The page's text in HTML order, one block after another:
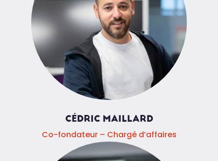
CÉDRIC MAILLARD
Co-fondateur – Chargé d’affaires